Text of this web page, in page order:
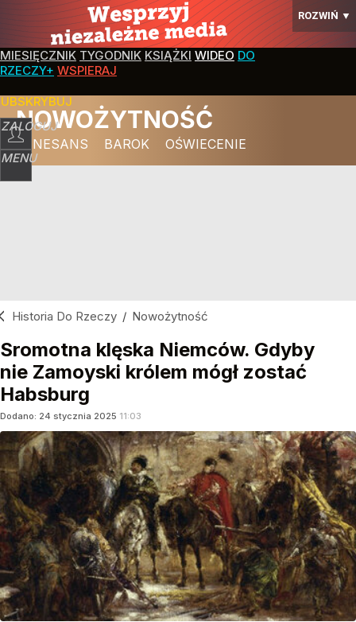
ROZWIŃ ▼
MIESIĘCZNIK TYGODNIK KSIĄŻKI WIDEO DO
RZECZY+ WSPIERAJ
ZALOGUJ
MENU
NOWOŻYTNOŚĆ
RENESANS BAROK OŚWIECENIE
Historia Do Rzeczy / Nowożytność
Sromotna klęska Niemców. Gdyby
nie Zamoyski królem mógł zostać
Habsburg
Dodano: 24 stycznia 2025 11:03